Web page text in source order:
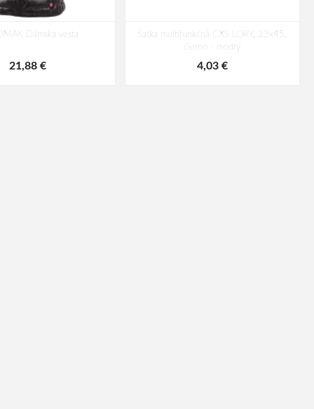
Dámska vesta
21,88 €
Šatka multifunkčná CXS LORY, 23x45,
čierno - modrý
4,03 €